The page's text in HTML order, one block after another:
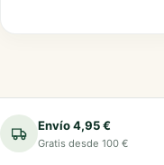
Envío 4,95 €
Gratis desde 100 €